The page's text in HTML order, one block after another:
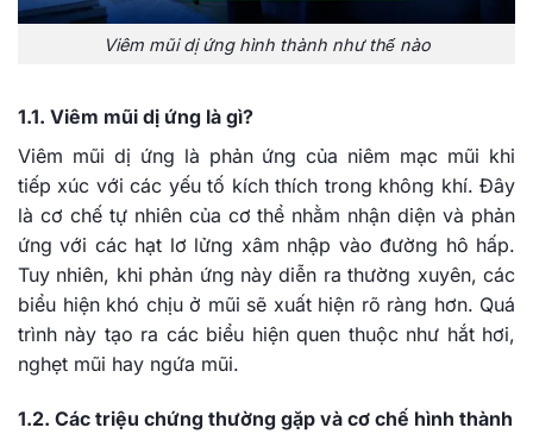
Viêm mũi dị ứng hình thành như thế nào
1.1. Viêm mũi dị ứng là gì?
Viêm mũi dị ứng là phản ứng của niêm mạc mũi khi
tiếp xúc với các yếu tố kích thích trong không khí. Đây
là cơ chế tự nhiên của cơ thể nhằm nhận diện và phản
ứng với các hạt lơ lửng xâm nhập vào đường hô hấp.
Tuy nhiên, khi phản ứng này diễn ra thường xuyên, các
biểu hiện khó chịu ở mũi sẽ xuất hiện rõ ràng hơn. Quá
trình này tạo ra các biểu hiện quen thuộc như hắt hơi,
nghẹt mũi hay ngứa mũi.
1.2. Các triệu chứng thường gặp và cơ chế hình thành